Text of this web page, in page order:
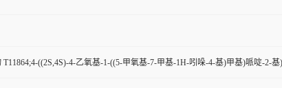
T11864;4-((2S,4S)-4-乙氧基-1-((5-甲氧基-7-甲基-1H-吲哚-4-基)甲基)哌啶-2-